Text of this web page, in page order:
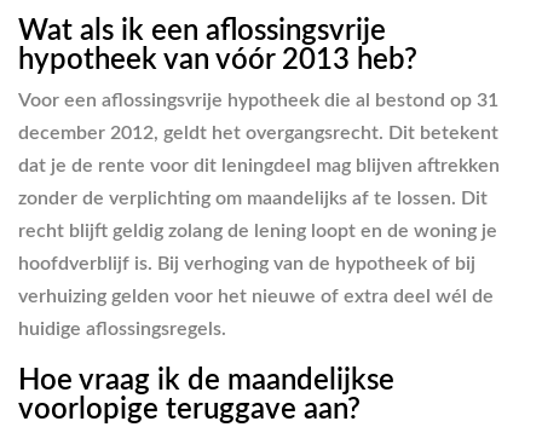
Wat als ik een aflossingsvrije
hypotheek van vóór 2013 heb?
Voor een aflossingsvrije hypotheek die al bestond op 31
december 2012, geldt het overgangsrecht. Dit betekent
dat je de rente voor dit leningdeel mag blijven aftrekken
zonder de verplichting om maandelijks af te lossen. Dit
recht blijft geldig zolang de lening loopt en de woning je
hoofdverblijf is. Bij verhoging van de hypotheek of bij
verhuizing gelden voor het nieuwe of extra deel wél de
huidige aflossingsregels.
Hoe vraag ik de maandelijkse
voorlopige teruggave aan?